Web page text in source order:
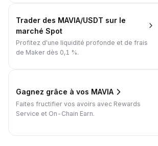
Trader des MAVIA/USDT sur le
marché Spot
Profitez d'une liquidité profonde et de frais
de Maker dès 0,1 %.
Gagnez grâce à vos MAVIA
Faites fructifier vos avoirs avec Rewards
Service et On-Chain Earn.